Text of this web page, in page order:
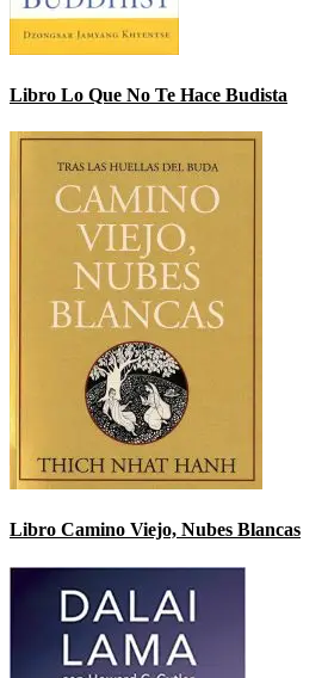
Libro Lo Que No Te Hace Budista
Libro Camino Viejo, Nubes Blancas